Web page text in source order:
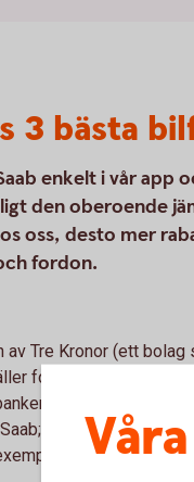
3 bästa
enkelt i vår app
den oberoende
oss, desto mer
fordon.
Tre Kronor (ett
fordonsförsäkringar.
Göinge är
bilförsäkringen vi